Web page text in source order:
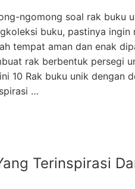
ngomong soal rak buku
buku, pastinya ingin
tempat aman dan enak
rak berbentuk persegi
10 Rak buku unik dengan
…
Terinspirasi